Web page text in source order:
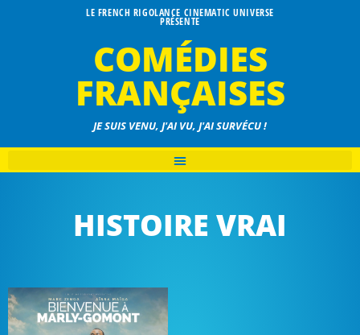
LE FRENCH RIGOLANCE CINEMATIC UNIVERSE
PRÉSENTE
COMÉDIES
FRANÇAISES
JE SUIS VENU, J'AI VU, J'AI SURVÉCU !
HISTOIRE VRAI